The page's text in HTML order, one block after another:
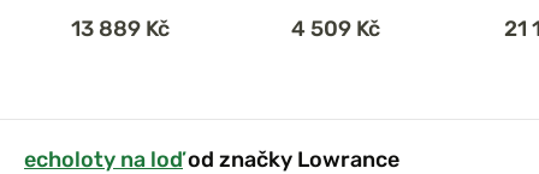
13 889 Kč 4 509 Kč 21
echoloty na loďod značky Lowrance